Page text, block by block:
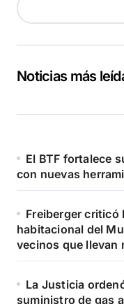
Noticias más
El BTF fortalece
con nuevas
Freiberger criticó
habitacional del
vecinos que llevan
La Justicia
suministro de gas